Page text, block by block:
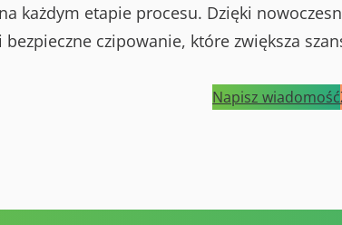
każdym etapie procesu. Dzięki
i bezpieczne czipowanie, które zwiększa
Napisz wiadomość